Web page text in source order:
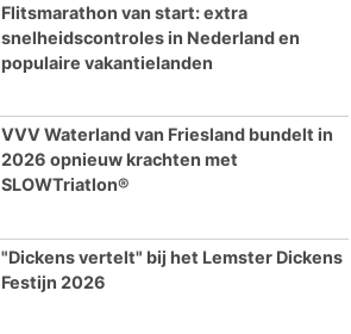
Flitsmarathon van start: extra
snelheidscontroles in Nederland en
populaire vakantielanden
VVV Waterland van Friesland bundelt in
2026 opnieuw krachten met
SLOWTriatlon®
"Dickens vertelt" bij het Lemster Dickens
Festijn 2026